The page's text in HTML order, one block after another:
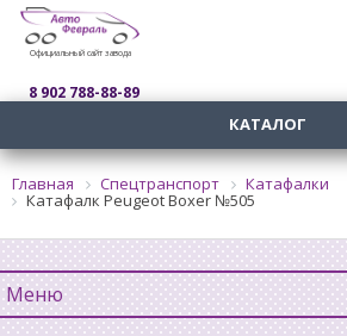
Официальный сайт завода
8 902 788-88-89
КАТАЛОГ
Главная Спецтранспорт Катафалки
Катафалк Peugeot Boxer №505
Меню